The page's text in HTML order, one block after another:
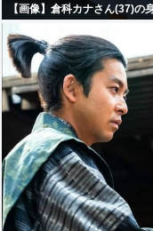
【画像】倉科カナさん(37)の